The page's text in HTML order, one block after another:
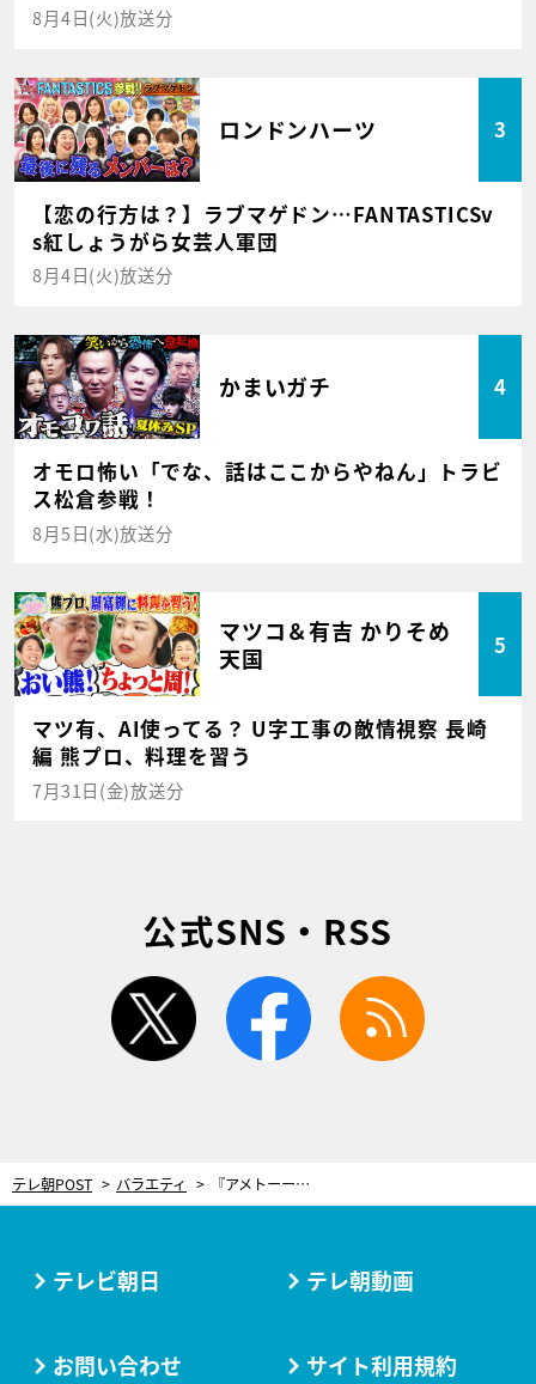
8月4日(火)放送分
ロンドンハーツ 3
【恋の行方は？】ラブマゲドン…FANTASTICSv
s紅しょうがら女芸人軍団
8月4日(火)放送分
かまいガチ 4
オモロ怖い「でな、話はここからやねん」トラビ
ス松倉参戦！
8月5日(水)放送分
マツコ＆有吉 かりそめ
天国
5
マツ有、AI使ってる？ U字工事の敵情視察 長崎
編 熊プロ、料理を習う
7月31日(金)放送分
公式SNS・RSS
twitter facebook
テレ朝POST バラエティ 『アメトーーク！』とろサーモン持ち込み企画が登場！集結したのは「控えめ」な県民
テレビ朝日 テレ朝動画
お問い合わせ サイト利用規約